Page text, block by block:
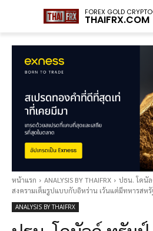
FOREX GOLD
THAIFRX.COM
หน้าแรก ANALYSIS BY THAIFRX
ปธน. โดนั
สงครามเต็มรูปแบบกับอิหร่าน เว้นแต่มีทหารสหรั
ANALYSIS BY THAIFRX